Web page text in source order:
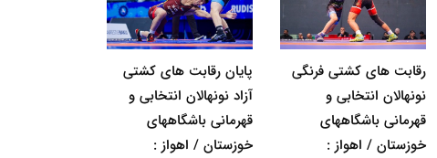
رقابت های کشتی فرنگی
نونهالان انتخابی و
قهرمانی باشگاههای
خوزستان / اهواز :
پایان رقابت های کشتی
آزاد نونهالان انتخابی و
قهرمانی باشگاههای
خوزستان / اهواز :